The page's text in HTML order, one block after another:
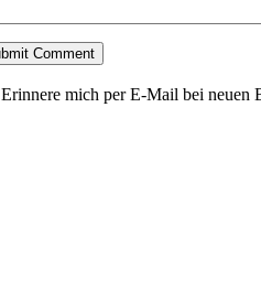
Erinnere mich per E-Mail bei neuen